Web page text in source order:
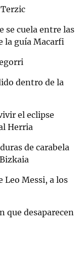
se cuela entre las
la guía Macarfi
dentro de la
el eclipse
Herria
de carabela
Leo Messi, a los
que desaparecen